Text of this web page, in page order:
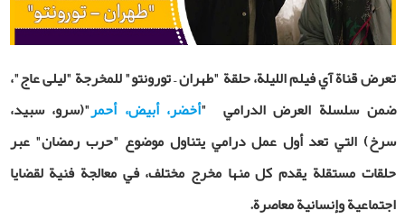
تعرض قناة آي فيلم اللیلة، حلقة "طهران – تورونتو" للمخرجة "ليلى عاج"،
ضمن سلسلة العرض الدرامي
"أخضر، أبيض، أحمر"
(سرو، سبید،
سرخ) التي تعد أول عمل درامي يتناول موضوع "حرب رمضان" عبر
حلقات مستقلة يقدم كل منها مخرج مختلف، في معالجة فنية لقضايا
اجتماعية وإنسانية معاصرة.